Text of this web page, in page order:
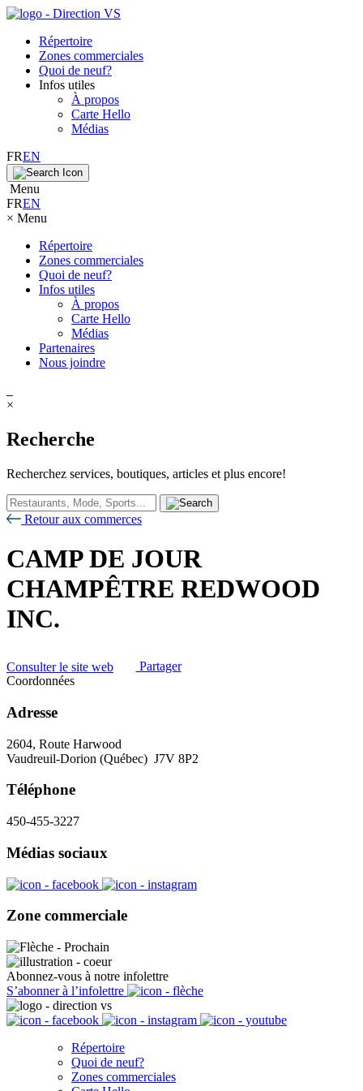
Répertoire
Zones commerciales
Quoi de neuf?
Infos utiles
À propos
Carte Hello
Médias
FREN
Menu
FREN
× Menu
Répertoire
Zones commerciales
Quoi de neuf?
Infos utiles
À propos
Carte Hello
Médias
Partenaires
Nous joindre
×
Recherche
Recherchez services, boutiques, articles et plus encore!
Retour aux commerces
CAMP DE JOUR
CHAMPÊTRE REDWOOD
INC.
Consulter le site web
Partager
Coordonnées
Adresse
2604, Route Harwood
Vaudreuil-Dorion (Québec) J7V 8P2
Téléphone
450-455-3227
Médias sociaux
Zone commerciale
Abonnez-vous à notre infolettre
S’abonner à l’infolettre
Répertoire
Quoi de neuf?
Zones commerciales